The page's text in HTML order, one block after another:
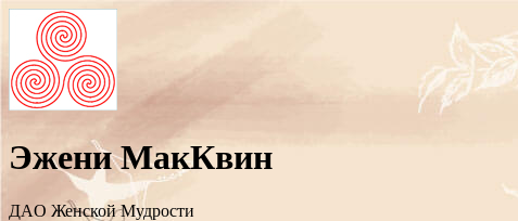
Эжени МакКвин
ДAO Женской Мудрости